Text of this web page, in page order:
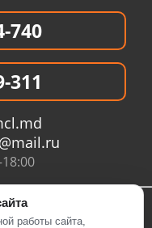
740
311
работы сайта,